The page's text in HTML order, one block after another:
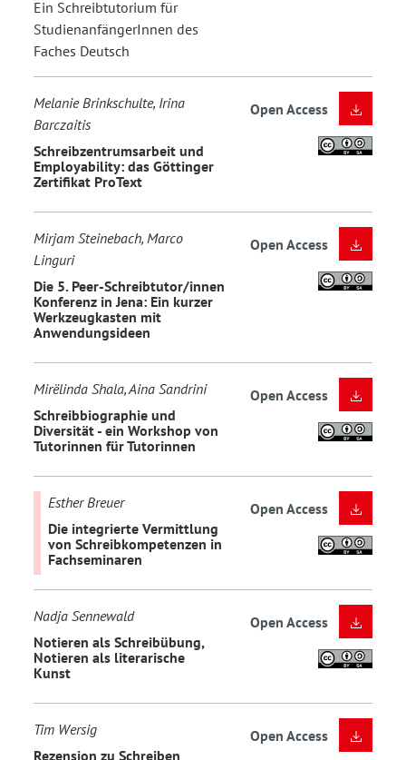
Ein Schreibtutorium für
StudienanfängerInnen des
Faches Deutsch
Melanie Brinkschulte, Irina
Barczaitis
Schreibzentrumsarbeit und
Employability: das Göttinger
Zertifikat ProText
Open Access
Mirjam Steinebach, Marco
Linguri
Die 5. Peer-Schreibtutor/innen
Konferenz in Jena: Ein kurzer
Werkzeugkasten mit
Anwendungsideen
Open Access
Mirëlinda Shala, Aina Sandrini
Schreibbiographie und
Diversität - ein Workshop von
Tutorinnen für Tutorinnen
Open Access
Esther Breuer
Die integrierte Vermittlung
von Schreibkompetenzen in
Fachseminaren
Open Access
Nadja Sennewald
Notieren als Schreibübung,
Notieren als literarische
Kunst
Open Access
Tim Wersig
Rezension zu Schreiben
Open Access